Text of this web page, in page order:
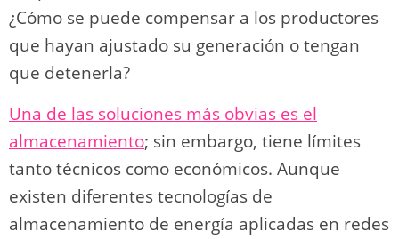
¿Cómo se puede compensar a los productores
que hayan ajustado su generación o tengan
que detenerla?
Una de las soluciones más obvias es el
almacenamiento; sin embargo, tiene límites
tanto técnicos como económicos. Aunque
existen diferentes tecnologías de
almacenamiento de energía aplicadas en redes